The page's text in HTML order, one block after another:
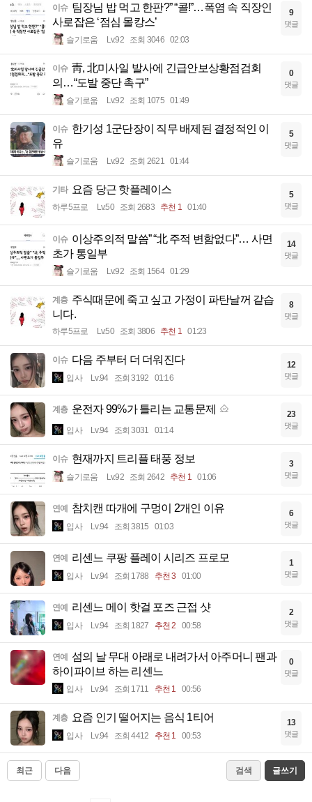
이슈 팀장님 밥 먹고 한판?” “콜!”…폭염 속 직장인
사로잡은 ‘점심 몰캉스’
슬기로움 Lv.92 조회 3046 02:03
9
댓글
이슈 靑, 北미사일 발사에 긴급안보상황점검회
의…“도발 중단 촉구”
슬기로움 Lv.92 조회 1075 01:49
0
댓글
이슈 한기성 1군단장이 직무 배제된 결정적인 이
유
슬기로움 Lv.92 조회 2621 01:44
5
댓글
기타 요즘 당근 핫플레이스
하루5프로 Lv.50 조회 2683 추천 1 01:40
5
댓글
이슈 이상주의적 말씀” “北 주적 변함없다”… 사면
초가 통일부
슬기로움 Lv.92 조회 1564 01:29
14
댓글
계층 주식때문에 죽고 싶고 가정이 파탄날꺼 같습
니다.
하루5프로 Lv.50 조회 3806 추천 1 01:23
8
댓글
이슈 다음 주부터 더 더워진다
입사 Lv.94 조회 3192 01:16
12
댓글
계층 운전자 99%가 틀리는 교통문제
입사 Lv.94 조회 3031 01:14
23
댓글
이슈 현재까지 트리플 태풍 정보
슬기로움 Lv.92 조회 2642 추천 1 01:06
3
댓글
연예 참치캔 따개에 구멍이 2개인 이유
입사 Lv.94 조회 3815 01:03
6
댓글
연예 리센느 쿠팡 플레이 시리즈 프로모
입사 Lv.94 조회 1788 추천 3 01:00
1
댓글
연예 리센느 메이 핫걸 포즈 근접 샷
입사 Lv.94 조회 1827 추천 2 00:58
2
댓글
연예 섬의 날 무대 아래로 내려가서 아주머니 팬과
하이파이브 하는 리센느
입사 Lv.94 조회 1711 추천 1 00:56
0
댓글
계층 요즘 인기 떨어지는 음식 1티어
입사 Lv.94 조회 4412 추천 1 00:53
13
댓글
최근 다음 검색 글쓰기